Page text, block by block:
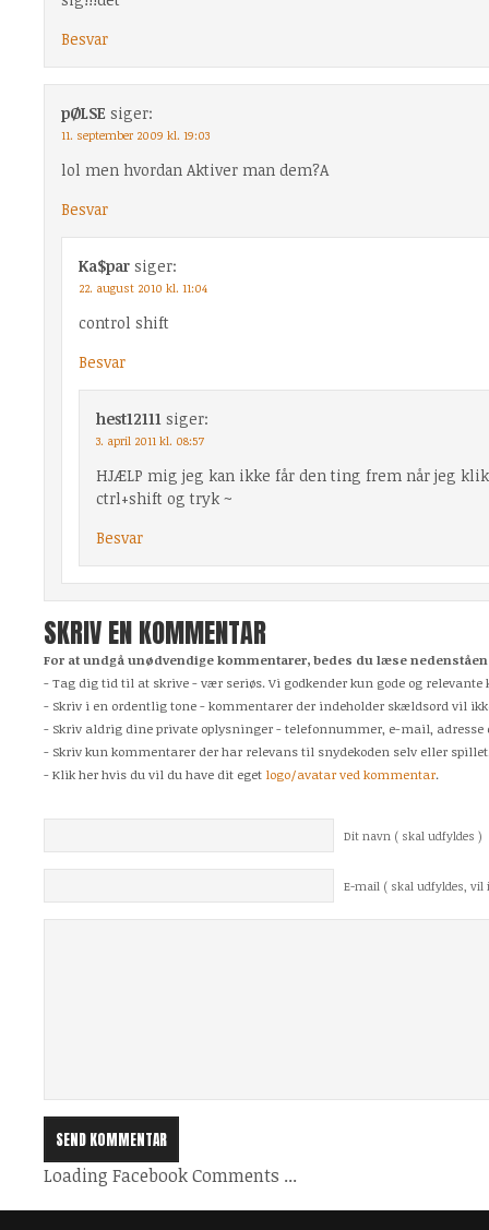
Besvar
pØLSE siger:
11. september 2009 kl. 19:03
lol men hvordan Aktiver man dem?A
Besvar
Ka$par siger:
22. august 2010 kl. 11:04
control shift
Besvar
hest12111 siger:
3. april 2011 kl. 08:57
HJÆLP mig jeg kan ikke får den ting frem når jeg
ctrl+shift og tryk ~
Besvar
SKRIV EN KOMMENTAR
For at undgå unødvendige kommentarer, bedes du læse
- Tag dig tid til at skrive - vær seriøs. Vi godkender kun gode og
- Skriv i en ordentlig tone - kommentarer der indeholder skældsord vil
- Skriv aldrig dine private oplysninger - telefonnummer, e-mail, adresse
- Skriv kun kommentarer der har relevans til snydekoden selv eller
- Klik her hvis du vil du have dit eget logo/avatar ved kommentar.
Dit navn ( skal udfyldes )
E-mail ( skal udfyldes, vil
Loading Facebook Comments ...